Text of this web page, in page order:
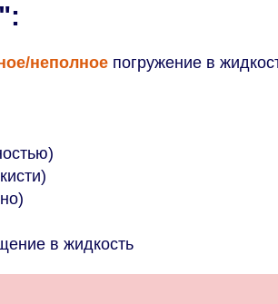
неполное погружение в
в жидкость